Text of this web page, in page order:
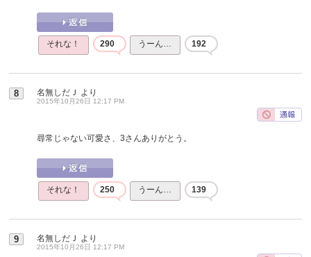
それな！ 290 うーん… 192
8 名無しだＪ より
2015年10月26日 12:17 PM
尋常じゃない可愛さ、3さんありがとう。
それな！ 250 うーん… 139
9 名無しだＪ より
2015年10月26日 12:17 PM